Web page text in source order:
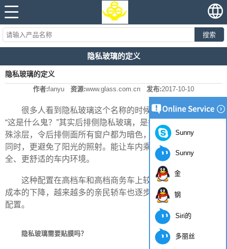
搜索
隐私玻璃的定义
隐私玻璃的定义
作者:fanyu 资源:www.glass.com.cn 发布:2017-10-10
很多人看到隐私玻璃这个名称的时候心里都会默默os：
“这是什么鬼？”其实后排侧隐私玻璃，是指车两侧玻璃附有特
殊涂层，令后排侧面所有窗户都为暗色，提高车内隐私性的
同时，更避免了阳光的照射。能让车内乘客拥有一个更安
全、更舒适的车内环境。
这种配置在高档车和高档商务车上较为常见，然而随着
成本的下降，越来越多的亲民轿车也逐步应用了此项实用的
配置。
隐私玻璃需要贴膜吗？
Sunny
Sunny
金
钢
Siri的
多丽丝